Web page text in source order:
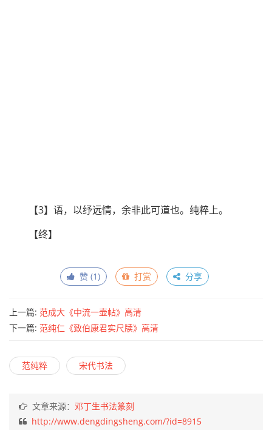
【3】语，以纾远情，余非此可道也。纯粹上。
【终】
赞 (1) 打赏 分享
上一篇: 范成大《中流一壶帖》高清
下一篇: 范纯仁《致伯康君实尺牍》高清
范纯粹 宋代书法
文章来源： 邓丁生书法篆刻
http://www.dengdingsheng.com/?id=8915